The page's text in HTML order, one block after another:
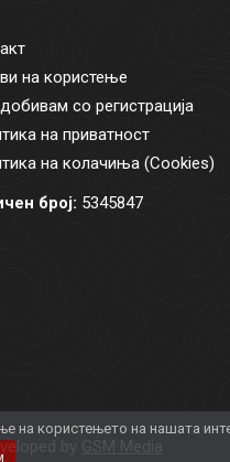
користењето на нашата
на користење
со регистрација
на приватност
на колачиња (Cookies)
број: 5345847
by